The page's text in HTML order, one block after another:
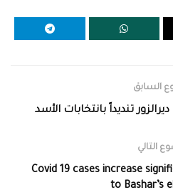
السابق
تنديداً بانتخابات الأسد
التالي
Covid 19 cases increase
to Bashar’s